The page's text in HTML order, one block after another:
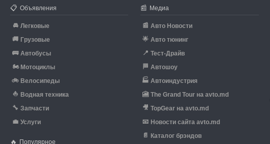
📋 Объявления
🚘 Легковые
🚚 Грузовые
🚌 Автобусы
🏍 Мотоциклы
🚲 Велосипеды
⛵ Водная техника
🔧 Запчасти
💼 Услуги
🔥 Популярное
📰 Медиа
📰 Авто Новости
🌟 Авто тюнинг
📍 Тест-Драйв
🏁 Автошоу
🏭 Автоиндустрия
🎦 The Grand Tour на avto.md
🎥 TopGear на avto.md
📧 Новости сайта avto.md
📄
Каталог брэндов